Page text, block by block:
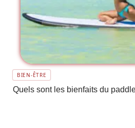
BIEN-ÊTRE
Quels sont les bienfaits du